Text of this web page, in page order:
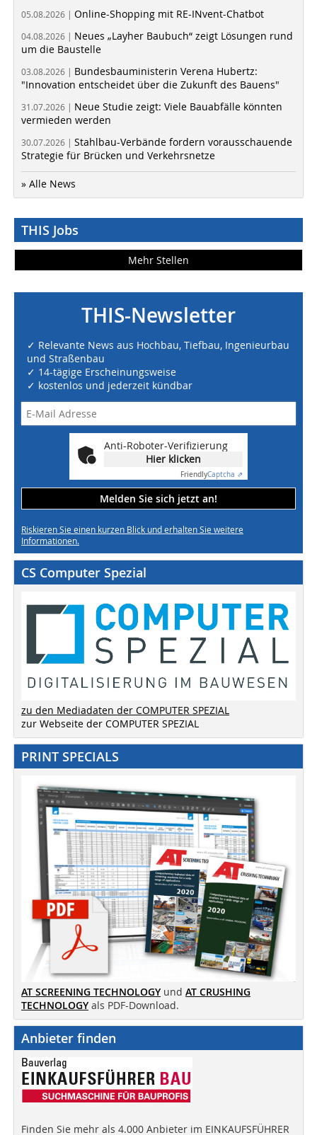
05.08.2026 | Online-Shopping mit RE-INvent-Chatbot
04.08.2026 | Neues „Layher Baubuch“ zeigt Lösungen rund
um die Baustelle
03.08.2026 | Bundesbauministerin Verena Hubertz:
"Innovation entscheidet über die Zukunft des Bauens"
31.07.2026 | Neue Studie zeigt: Viele Bauabfälle könnten
vermieden werden
30.07.2026 | Stahlbau-Verbände fordern vorausschauende
Strategie für Brücken und Verkehrsnetze
» Alle News
THIS Jobs
Mehr Stellen
THIS-Newsletter
✓ Relevante News aus Hochbau, Tiefbau, Ingenieurbau
und Straßenbau
✓ 14-tägige Erscheinungsweise
✓ kostenlos und jederzeit kündbar
Anti-Roboter-Verifizierung
Hier klicken
FriendlyCaptcha ⇗
Melden Sie sich jetzt an!
Riskieren Sie einen kurzen Blick und erhalten Sie weitere
Informationen.
CS Computer Spezial
zu den Mediadaten der COMPUTER SPEZIAL
zur Webseite der COMPUTER SPEZIAL
PRINT SPECIALS
AT SCREENING TECHNOLOGY und AT CRUSHING
TECHNOLOGY als PDF-Download.
Anbieter finden
Finden Sie mehr als 4.000 Anbieter im EINKAUFSFÜHRER